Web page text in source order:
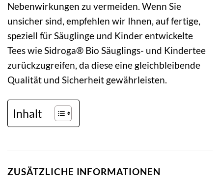
Nebenwirkungen zu vermeiden. Wenn Sie
unsicher sind, empfehlen wir Ihnen, auf fertige,
speziell für Säuglinge und Kinder entwickelte
Tees wie Sidroga® Bio Säuglings- und Kindertee
zurückzugreifen, da diese eine gleichbleibende
Qualität und Sicherheit gewährleisten.
Inhalt
ZUSÄTZLICHE INFORMATIONEN